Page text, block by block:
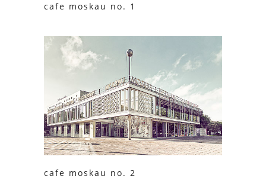
cafe moskau no. 1
cafe moskau no. 2